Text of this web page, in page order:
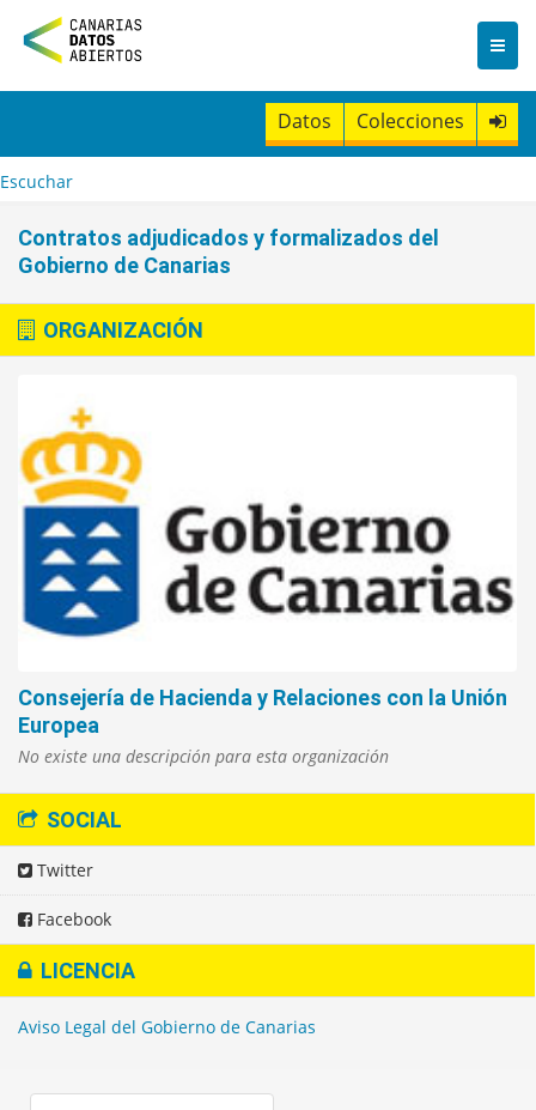
n
t
o
Datos Colecciones
Escuchar
Contratos adjudicados y formalizados del
Gobierno de Canarias
ORGANIZACIÓN
Consejería de Hacienda y Relaciones con la Unión
Europea
No existe una descripción para esta organización
SOCIAL
Twitter
Facebook
LICENCIA
Aviso Legal del Gobierno de Canarias